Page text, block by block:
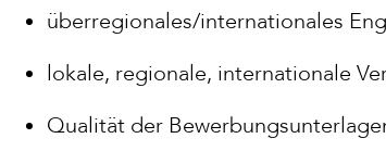
überregionales/internationales
lokale, regionale, internationale
Qualität der